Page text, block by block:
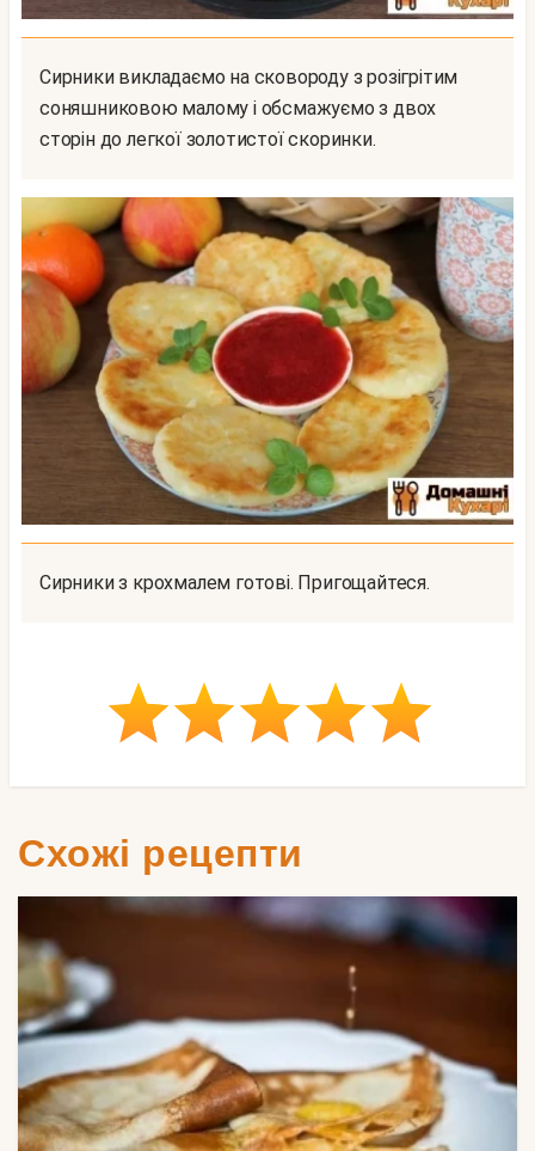
Сирники викладаємо на сковороду з розігрітим
соняшниковою малому і обсмажуємо з двох
сторін до легкої золотистої скоринки.
Сирники з крохмалем готові. Пригощайтеся.
Схожі рецепти